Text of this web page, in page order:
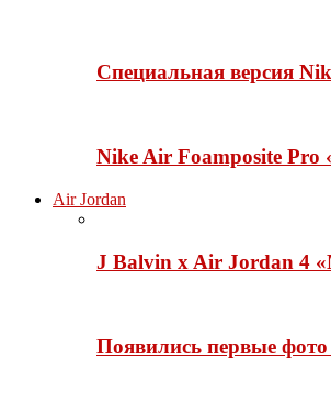
Специальная версия
Nike Air Foamposite Pro
Air Jordan
J Balvin x Air Jordan 4
Появились первые